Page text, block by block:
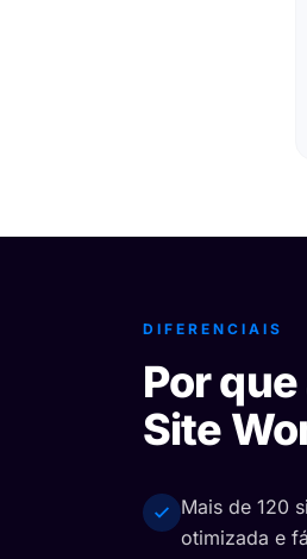
DIFERENCIAIS
Por
Site
Mais de 120
otimizada e